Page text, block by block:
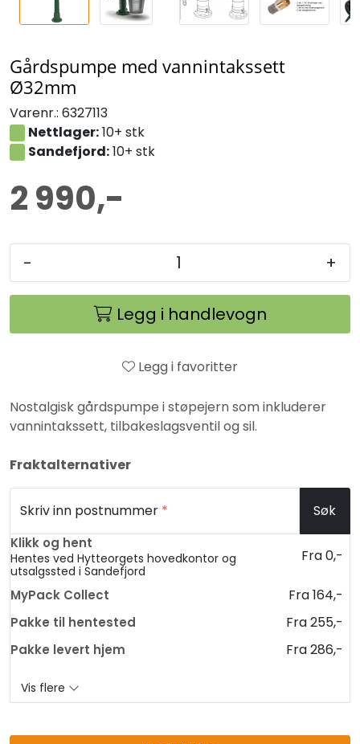
Gårdspumpe med vannintakssett
Ø32mm
Varenr.: 6327113
Nettlager:10+ stk
Sandefjord:10+ stk
2 990,-
- +
Legg i handlevogn
Legg i favoritter
Nostalgisk gårdspumpe i støpejern som inkluderer
vannintakssett, tilbakeslagsventil og sil.
Fraktalternativer
Skriv inn postnummer * Søk
Klikk og hent
Hentes ved Hytteorgets hovedkontor og
utsalgssted i Sandefjord
Fra 0,-
MyPack Collect Fra 164,-
Pakke til hentested Fra 255,-
Pakke levert hjem Fra 286,-
Vis flere